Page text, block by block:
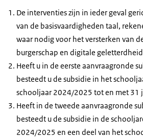
De interventies zijn in ieder geval
van de basisvaardigheden taal,
waar nodig voor het versterken van
burgerschap en digitale
Heeft u in de eerste aanvraagronde
besteedt u de subsidie in het
schooljaar 2024/2025 tot en met 31
Heeft in de tweede aanvraagronde
besteedt u de subsidie in de
2024/2025 en een deel van het